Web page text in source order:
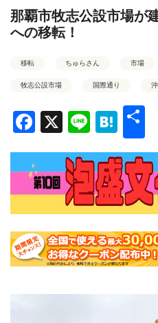
那覇市牧志公設市場が
への移転！
移転 ちゅらさん 市場
牧志公設市場 国際通り
Facebook
X Line